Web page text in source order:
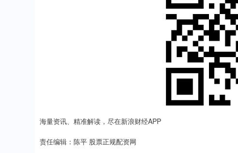
海量资讯、精准解读，尽在新浪财经APP
责任编辑：陈平 股票正规配资网